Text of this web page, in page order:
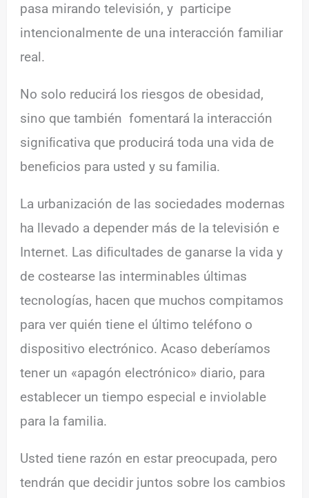
pasa mirando televisión, y participe
intencionalmente de una interacción familiar
real.
No solo reducirá los riesgos de obesidad,
sino que también fomentará la interacción
signiﬁcativa que producirá toda una vida de
beneﬁcios para usted y su familia.
La urbanización de las sociedades modernas
ha llevado a depender más de la televisión e
Internet. Las diﬁcultades de ganarse la vida y
de costearse las interminables últimas
tecnologías, hacen que muchos compitamos
para ver quién tiene el último teléfono o
dispositivo electrónico. Acaso deberíamos
tener un «apagón electrónico» diario, para
establecer un tiempo especial e inviolable
para la familia.
Usted tiene razón en estar preocupada, pero
tendrán que decidir juntos sobre los cambios